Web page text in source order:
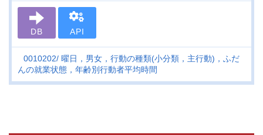
DB API
0010202 曜日，男女，行動の種類(小分類，主行動)，ふだ
んの就業状態，年齢別行動者平均時間